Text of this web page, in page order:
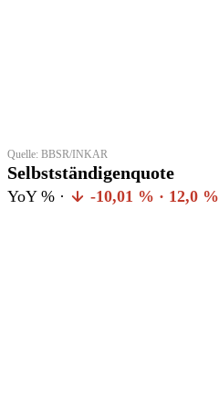
Quelle: BBSR/INKAR
Selbstständigenquote
YoY % · -10,01 % · 12,0 %